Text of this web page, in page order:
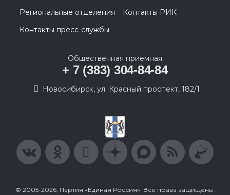
Региональные отделения
Контакты РИК
Контакты пресс-службы
Общественная приемная
+ 7 (383) 304-84-84
Новосибирск, ул. Красный проспект, 182/1
© 2005-2026, Партия «Единая Россия». Все права защищены.